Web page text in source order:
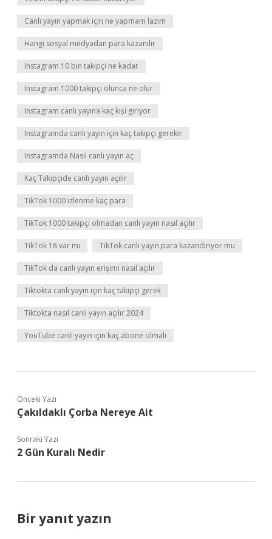
Canlı yayın yapmak için ne yapmam lazım
Hangi sosyal medyadan para kazanılır
Instagram 10 bin takipçi ne kadar
Instagram 1000 takipçi olunca ne olur
Instagram canlı yayına kaç kişi giriyor
Instagramda canlı yayın için kaç takipçi gerekir
Instagramda Nasıl canlı yayın aç
Kaç Takipçide canlı yayın açılır
TikTok 1000 izlenme kaç para
TikTok 1000 takipçi olmadan canlı yayın nasıl açılır
TikTok 18 var mı TikTok canlı yayın para kazandırıyor mu
TikTok da canlı yayın erişimi nasıl açılır
Tiktokta canlı yayın için kaç takipçi gerek
Tiktokta nasıl canlı yayın açılır 2024
YouTube canlı yayın için kaç abone olmalı
Önceki Yazı
Çakıldaklı Çorba Nereye Ait
Sonraki Yazı
2 Gün Kuralı Nedir
Bir yanıt yazın